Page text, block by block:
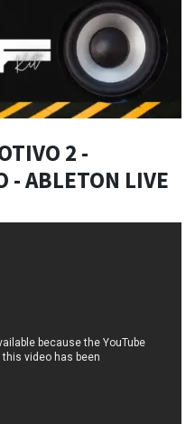
2 -
- ABLETON LIVE